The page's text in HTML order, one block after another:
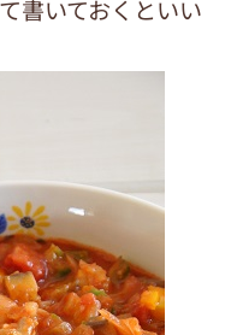
書いておくといい